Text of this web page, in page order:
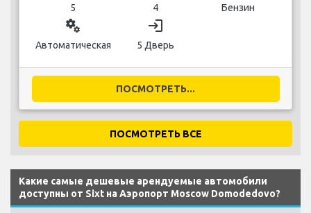
5 4 Бензин
miscellaneous_services
Автоматическая
login
5 Дверь
ПОСМОТРЕТЬ...
ПОСМОТРЕТЬ ВСЕ
Какие самые дешевые арендуемые автомобили
доступны от Sixt на Аэропорт Moscow Domodedovo?